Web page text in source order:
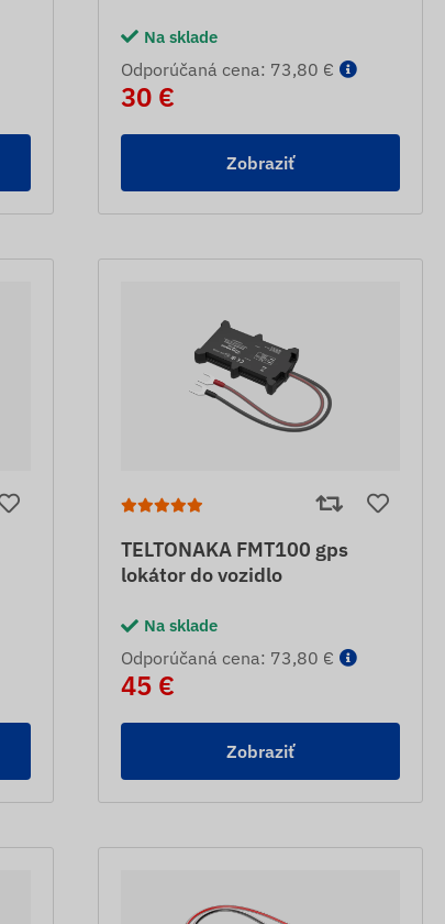
Na sklade
Odporúčaná cena: 73,80 €
30 €
Zobraziť
TELTONAKA FMT100 gps
lokátor do vozidlo
Na sklade
Odporúčaná cena: 73,80 €
45 €
Zobraziť